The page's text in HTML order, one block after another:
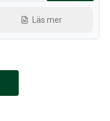
Läs mer